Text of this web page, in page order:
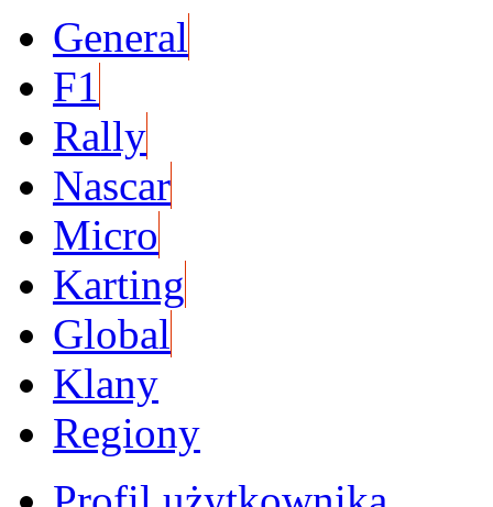
General
F1
Rally
Nascar
Micro
Karting
Global
Klany
Regiony